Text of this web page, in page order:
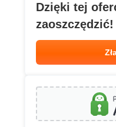
Dzięki tej
zaoszczędzić!